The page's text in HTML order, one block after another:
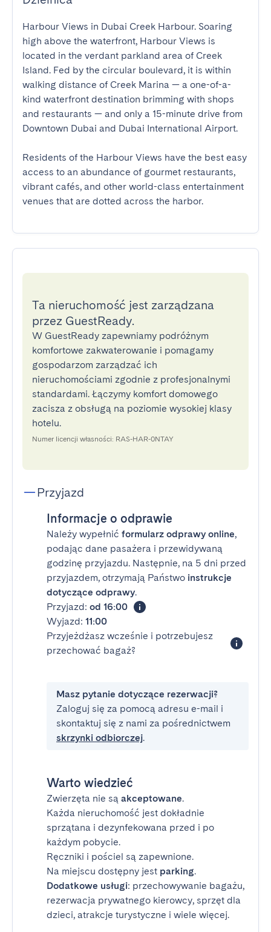
Harbour Views in Dubai Creek Harbour. Soaring
high above the waterfront, Harbour Views is
located in the verdant parkland area of Creek
Island. Fed by the circular boulevard, it is within
walking distance of Creek Marina — a one-of-a-
kind waterfront destination brimming with shops
and restaurants — and only a 15-minute drive from
Downtown Dubai and Dubai International Airport.
Residents of the Harbour Views have the best easy
access to an abundance of gourmet restaurants,
vibrant cafés, and other world-class entertainment
venues that are dotted across the harbor.
Ta nieruchomość jest zarządzana
przez GuestReady.
W GuestReady zapewniamy podróżnym
komfortowe zakwaterowanie i pomagamy
gospodarzom zarządzać ich
nieruchomościami zgodnie z profesjonalnymi
standardami. Łączymy komfort domowego
zacisza z obsługą na poziomie wysokiej klasy
hotelu.
Numer licencji własności: RAS-HAR-0NTAY
Przyjazd
Informacje o odprawie
Należy wypełnić formularz odprawy online,
podając dane pasażera i przewidywaną
godzinę przyjazdu. Następnie, na 5 dni przed
przyjazdem, otrzymają Państwo instrukcje
dotyczące odprawy.
Przyjazd: od 16:00
Wyjazd: 11:00
Przyjeżdżasz wcześnie i potrzebujesz
przechować bagaż?
Masz pytanie dotyczące rezerwacji?
Zaloguj się za pomocą adresu e-mail i
skontaktuj się z nami za pośrednictwem
skrzynki odbiorczej.
Warto wiedzieć
Zwierzęta nie są akceptowane.
Każda nieruchomość jest dokładnie
sprzątana i dezynfekowana przed i po
każdym pobycie.
Ręczniki i pościel są zapewnione.
Na miejscu dostępny jest parking.
Dodatkowe usługi: przechowywanie bagażu,
rezerwacja prywatnego kierowcy, sprzęt dla
dzieci, atrakcje turystyczne i wiele więcej.